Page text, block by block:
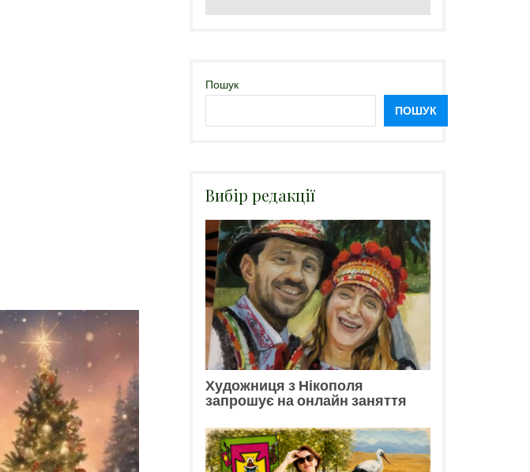
Пошук
ПОШУК
Вибір редакції
Художниця з Нікополя
запрошує на онлайн заняття